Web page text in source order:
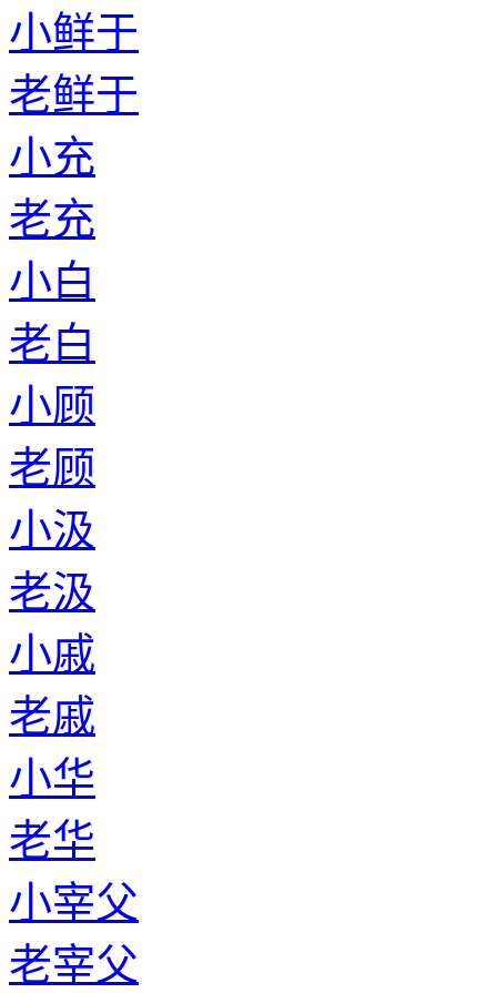
小鲜于
老鲜于
小充
老充
小白
老白
小顾
老顾
小汲
老汲
小戚
老戚
小华
老华
小宰父
老宰父